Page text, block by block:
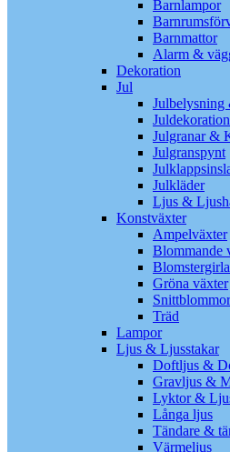
Barnlampor
Barnmattor
Alarm &
Dekoration
Jul
Julgranar &
Julgranspynt
Julkläder
Ljus &
Konstväxter
Ampelväxter
Blommande
Gröna växter
Snittblommor
Träd
Lampor
Ljus & Ljusstakar
Doftljus &
Gravljus &
Lyktor &
Långa ljus
Tändare &
Värmeljus